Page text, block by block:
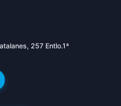
257 Entlo.1ª